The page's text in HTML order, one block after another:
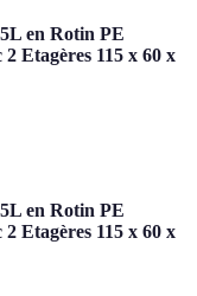
en Rotin PE
Etagères 115 x 60 x
en Rotin PE
Etagères 115 x 60 x